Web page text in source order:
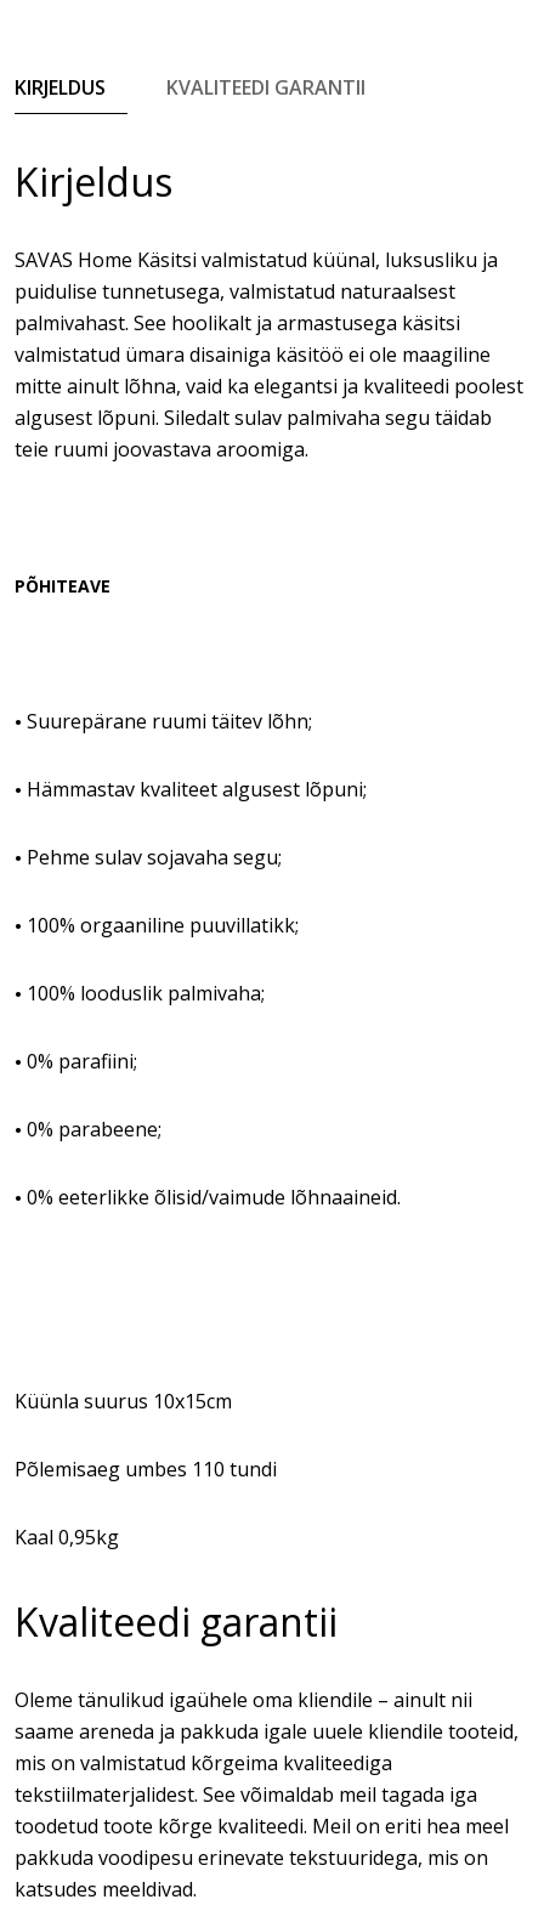
KIRJELDUS KVALITEEDI GARANTII
Kirjeldus
SAVAS Home Käsitsi valmistatud küünal, luksusliku ja
puidulise tunnetusega, valmistatud naturaalsest
palmivahast. See hoolikalt ja armastusega käsitsi
valmistatud ümara disainiga käsitöö ei ole maagiline
mitte ainult lõhna, vaid ka elegantsi ja kvaliteedi poolest
algusest lõpuni. Siledalt sulav palmivaha segu täidab
teie ruumi joovastava aroomiga.
PÕHITEAVE
• Suurepärane ruumi täitev lõhn;
• Hämmastav kvaliteet algusest lõpuni;
• Pehme sulav sojavaha segu;
• 100% orgaaniline puuvillatikk;
• 100% looduslik palmivaha;
• 0% parafiini;
• 0% parabeene;
• 0% eeterlikke õlisid/vaimude lõhnaaineid.
Küünla suurus 10x15cm
Põlemisaeg umbes 110 tundi
Kaal 0,95kg
Kvaliteedi garantii
Oleme tänulikud igaühele oma kliendile – ainult nii
saame areneda ja pakkuda igale uuele kliendile tooteid,
mis on valmistatud kõrgeima kvaliteediga
tekstiilmaterjalidest. See võimaldab meil tagada iga
toodetud toote kõrge kvaliteedi. Meil on eriti hea meel
pakkuda voodipesu erinevate tekstuuridega, mis on
katsudes meeldivad.